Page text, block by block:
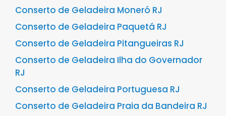
Conserto de Geladeira Moneró RJ
Conserto de Geladeira Paquetá RJ
Conserto de Geladeira Pitangueiras RJ
Conserto de Geladeira Ilha do Governador
RJ
Conserto de Geladeira Portuguesa RJ
Conserto de Geladeira Praia da Bandeira RJ